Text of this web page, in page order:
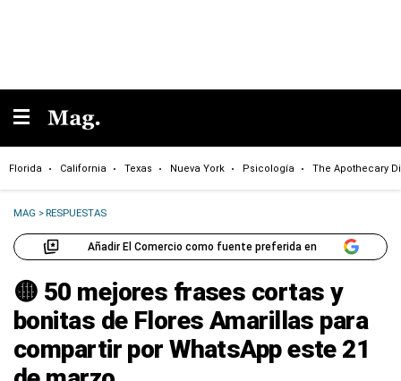
Florida California Texas Nueva York Psicología The Apothecary
MAG >RESPUESTAS
Añadir El Comercio como fuente preferida en
🟡 50 mejores frases cortas y
bonitas de Flores Amarillas para
compartir por WhatsApp este 21